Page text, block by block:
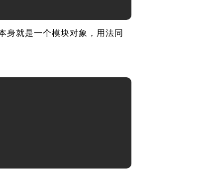
就是一个模块对象，用法同